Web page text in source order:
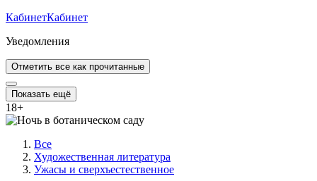
КабинетКабинет
Уведомления
Отметить все как прочитанные
Показать ещё
18+
Все
Художественная литература
Ужасы и сверхъестественное